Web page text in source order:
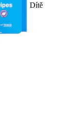
Dítě